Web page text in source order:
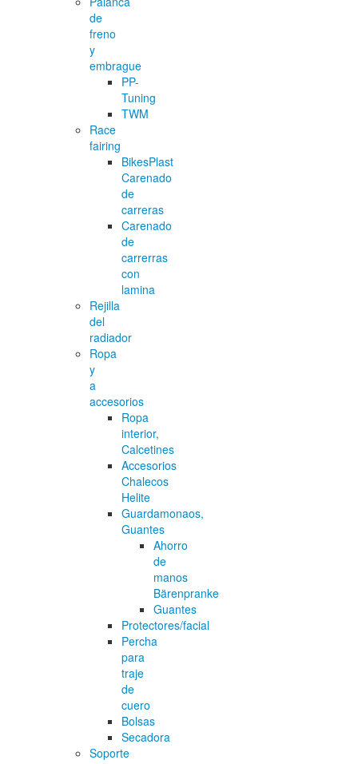
de
freno
y
embrague
PP-
Tuning
TWM
Race
fairing
BikesPlast
Carenado
de
carreras
Carenado
de
carrerras
con
lamina
Rejilla
del
radiador
Ropa
y
a
accesorios
Ropa
interior,
Calcetines
Accesorios
Chalecos
Helite
Guardamonaos,
Guantes
Ahorro
de
manos
Bärenpranke
Guantes
Protectores/facial
Percha
para
traje
de
cuero
Bolsas
Secadora
Soporte